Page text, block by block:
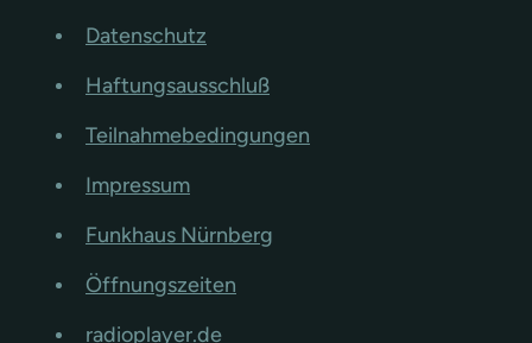
Datenschutz
Haftungsausschluß
Teilnahmebedingungen
Impressum
Funkhaus Nürnberg
Öffnungszeiten
radioplayer.de